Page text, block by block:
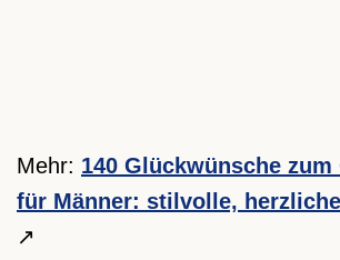
Mehr: 140 Glückwünsche
für Männer: stilvolle,